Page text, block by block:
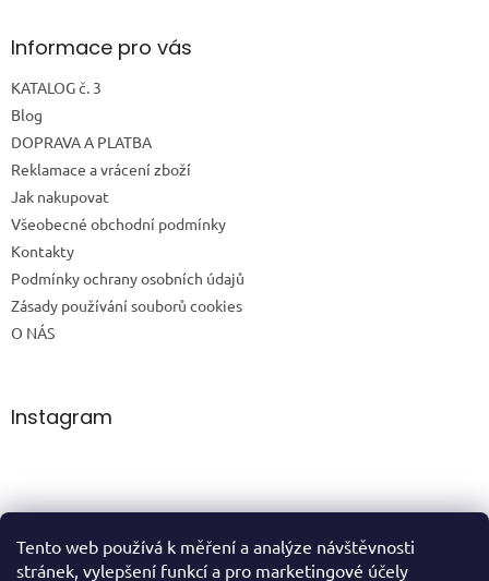
Tento web používá k měření a analýze návštěvnosti
stránek, vylepšení funkcí a pro marketingové účely
Informace pro vás
KATALOG č. 3
Blog
DOPRAVA A PLATBA
Reklamace a vrácení zboží
Jak nakupovat
Všeobecné obchodní podmínky
Kontakty
Podmínky ochrany osobních údajů
Zásady používání souborů cookies
O NÁS
Instagram
Sledovat na Instagramu